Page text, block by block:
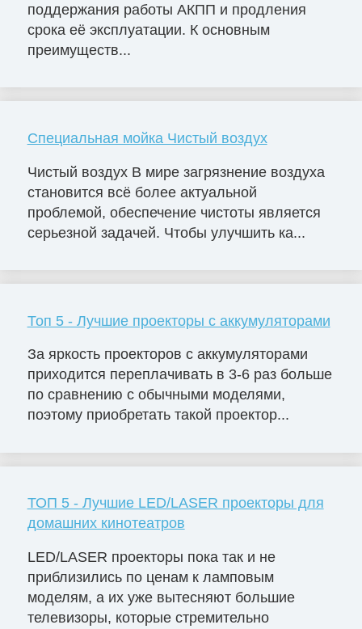
поддержания работы АКПП и продления
срока её эксплуатации. К основным
преимуществ...
Специальная мойка Чистый воздух
Чистый воздух В мире загрязнение воздуха
становится всё более актуальной
проблемой, обеспечение чистоты является
серьезной задачей. Чтобы улучшить ка...
Топ 5 - Лучшие проекторы с аккумуляторами
За яркость проекторов с аккумуляторами
приходится переплачивать в 3-6 раз больше
по сравнению с обычными моделями,
поэтому приобретать такой проектор...
ТОП 5 - Лучшие LED/LASER проекторы для
домашних кинотеатров
LED/LASER проекторы пока так и не
приблизились по ценам к ламповым
моделям, а их уже вытесняют большие
телевизоры, которые стремительно